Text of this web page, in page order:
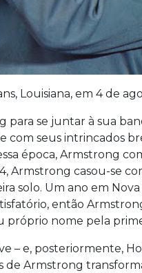
Louisiana, em 4 de
para se juntar à sua
com seus intrincados
época, Armstrong
Armstrong casou-se
solo. Um ano em
então
próprio nome pela
– e, posteriormente,
de Armstrong